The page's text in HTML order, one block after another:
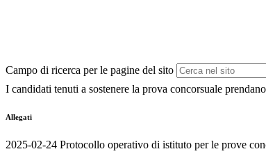
Campo di ricerca per le pagine del sito
I candidati tenuti a sostenere la prova concorsuale
Allegati
2025-02-24 Protocollo operativo di istituto per le prove